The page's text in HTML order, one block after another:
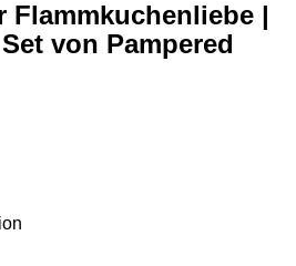
Flammkuchenliebe |
von Pampered